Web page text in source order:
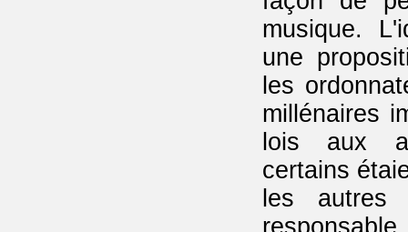
musique.
une
les
millénaires
lois aux
certains
les autres